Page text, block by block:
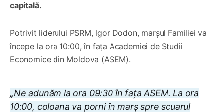
capitală.
Potrivit liderului PSRM, Igor Dodon, marșul Familiei va
începe la ora 10:00, în fața Academiei de Studii
Economice din Moldova (ASEM).
„Ne adunăm la ora 09:30 în fața ASEM. La ora
10:00, coloana va porni în marș spre scuarul